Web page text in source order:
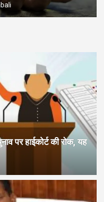
पर हाईकोर्ट की रोक, यह